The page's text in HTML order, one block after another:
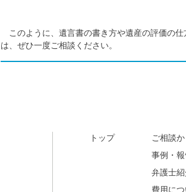
このように、遺言書の書き方や遺産の評価の
は、ぜひ一度ご相談ください。
トップ
ご相談
事例・
弁護士紹
費用につ